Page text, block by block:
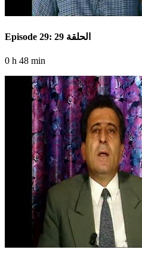
Episode 29: الحلقة 29
0 h 48 min